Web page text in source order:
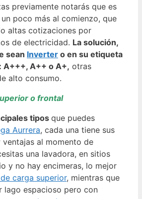
previamente notarás que es
poco más al comienzo, que
altas cotizaciones por
de electricidad. La solución,
sean Inverter o en su etiqueta
A+++, A++ o A+, otras
alto consumo.
o frontal
tipos que puedes
Aurrera, cada una tiene sus
al momento de
una lavadora, en sitios
y no hay encimeras, lo mejor
carga superior, mientras que
lago espacioso pero con